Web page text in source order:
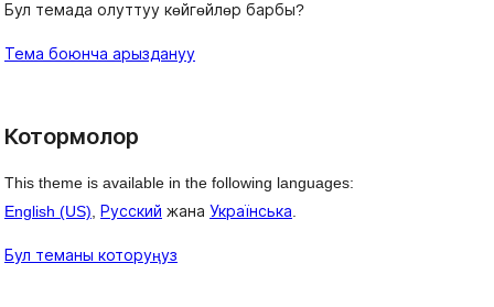
Бул темада олуттуу көйгөйлөр барбы?
Тема боюнча арыздануу
Котормолор
This theme is available in the following languages:
English (US) Русский жана Українська
Бул теманы которуңуз